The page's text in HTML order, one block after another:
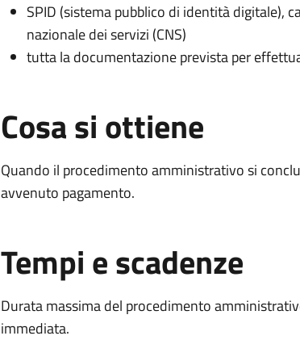
SPID (sistema pubblico di identità digitale),
nazionale dei servizi (CNS)
tutta la documentazione prevista per
Cosa si ottiene
Quando il procedimento amministrativo si
avvenuto pagamento.
Tempi e scadenze
Durata massima del procedimento
immediata.